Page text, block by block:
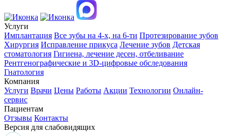
Услуги
Имплантация Все зубы на 4-х, на 6-ти Протезирование зубов
Хирургия Исправление прикуса Лечение зубов Детская
стоматология Гигиена, лечение десен, отбеливание
Рентгенографические и 3D-цифровые обследования
Гнатология
Компания
Услуги Врачи Цены Работы Акции Технологии Онлайн-
сервис
Пациентам
Отзывы Контакты
Версия для слабовидящих